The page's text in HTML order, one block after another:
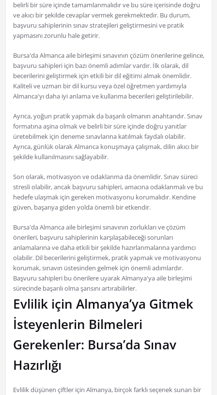
belirli bir süre içinde tamamlanmalıdır ve bu süre içerisinde doğru
ve akıcı bir şekilde cevaplar vermek gerekmektedir. Bu durum,
başvuru sahiplerinin sınav stratejileri geliştirmesini ve pratik
yapmasını zorunlu hale getirir.
Bursa'da Almanca aile birleşimi sınavının çözüm önerilerine gelince,
başvuru sahipleri için bazı önemli adımlar vardır. İlk olarak, dil
becerilerini geliştirmek için etkili bir dil eğitimi almak önemlidir.
Kaliteli ve uzman bir dil kursu veya özel öğretmen yardımıyla
Almanca'yı daha iyi anlama ve kullanma becerileri geliştirilebilir.
Ayrıca, yoğun pratik yapmak da başarılı olmanın anahtarıdır. Sınav
formatına aşina olmak ve belirli bir süre içinde doğru yanıtlar
üretebilmek için deneme sınavlarına katılmak faydalı olabilir.
Ayrıca, günlük olarak Almanca konuşmaya çalışmak, dilin akıcı bir
şekilde kullanılmasını sağlayabilir.
Son olarak, motivasyon ve odaklanma da önemlidir. Sınav süreci
stresli olabilir, ancak başvuru sahipleri, amacına odaklanmalı ve bu
hedefe ulaşmak için gereken motivasyonu korumalıdır. Kendine
güven, başarıya giden yolda önemli bir etkendir.
Bursa'da Almanca aile birleşimi sınavının zorlukları ve çözüm
önerileri, başvuru sahiplerinin karşılaşabileceği sorunları
anlamalarına ve daha etkili bir şekilde hazırlanmalarına yardımcı
olabilir. Dil becerilerini geliştirmek, pratik yapmak ve motivasyonu
korumak, sınavın üstesinden gelmek için önemli adımlardır.
Başvuru sahipleri bu önerilere uyarak Almanya'ya aile birleşimi
sürecinde başarılı olma şansını artırabilirler.
Evlilik için Almanya’ya Gitmek
İsteyenlerin Bilmeleri
Gerekenler: Bursa’da Sınav
Hazırlığı
Evlilik düşünen çiftler için Almanya, birçok farklı seçenek sunan bir